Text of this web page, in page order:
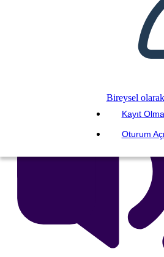
Bireysel
Kayıt
Oturum
SLAYT